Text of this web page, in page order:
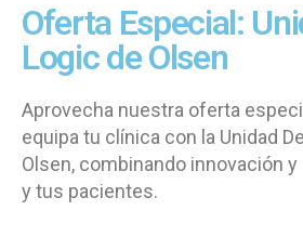
Oferta Especial:
Logic de Olsen
Aprovecha nuestra oferta
equipa tu clínica con la Unidad
Olsen, combinando innovación
y tus pacientes.